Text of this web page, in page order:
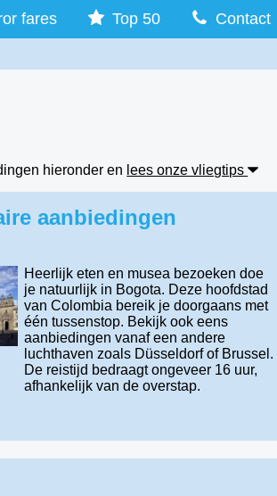
fares Top 50 Contact
hieronder en lees onze vliegtips
aanbiedingen
Heerlijk eten en musea bezoeken doe
je natuurlijk in Bogota. Deze hoofdstad
van Colombia bereik je doorgaans met
één tussenstop. Bekijk ook eens
aanbiedingen vanaf een andere
luchthaven zoals Düsseldorf of Brussel.
De reistijd bedraagt ongeveer 16 uur,
afhankelijk van de overstap.